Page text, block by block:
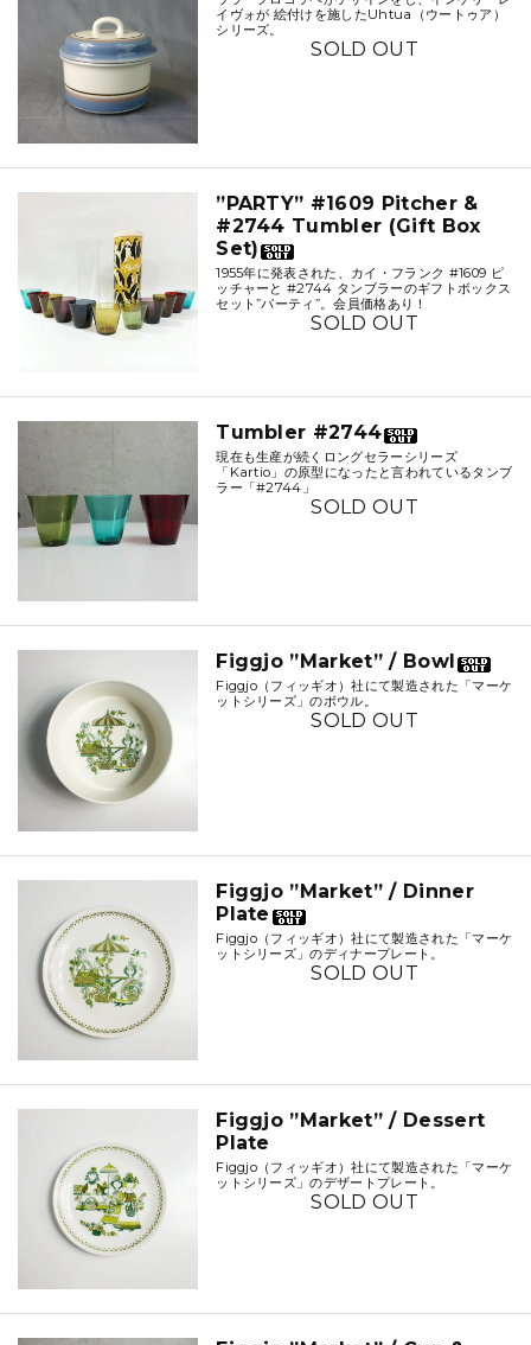
イヴォが 絵付けを施したUhtua（ウートゥア）
シリーズ。
SOLD OUT
”PARTY” #1609 Pitcher &
#2744 Tumbler (Gift Box
Set)
1955年に発表された、カイ・フランク #1609 ピ
ッチャーと #2744 タンブラーのギフトボックス
セット”パーティ”。会員価格あり！
SOLD OUT
Tumbler #2744
現在も生産が続くロングセラーシリーズ
「Kartio」の原型になったと言われているタンブ
ラー「#2744」
SOLD OUT
Figgjo ”Market” / Bowl
Figgjo（フィッギオ）社にて製造された「マーケ
ットシリーズ」のボウル。
SOLD OUT
Figgjo ”Market” / Dinner
Plate
Figgjo（フィッギオ）社にて製造された「マーケ
ットシリーズ」のディナープレート。
SOLD OUT
Figgjo ”Market” / Dessert
Plate
Figgjo（フィッギオ）社にて製造された「マーケ
ットシリーズ」のデザートプレート。
SOLD OUT